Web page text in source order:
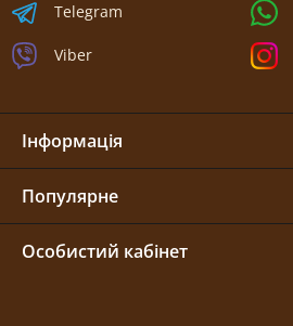
Telegram
Viber
Інформація
Популярне
Особистий кабінет